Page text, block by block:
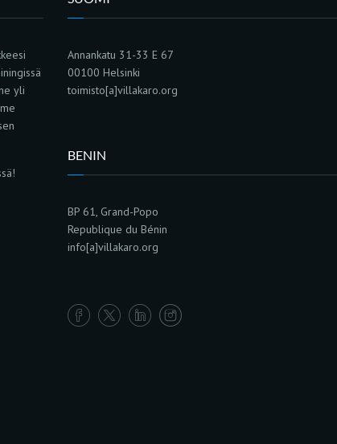
yli
Annankatu 31-33 E 67
00100 Helsinki
toimisto[a]villakaro.org
BENIN
BP 61, Grand-Popo
Republique du Bénin
info[a]villakaro.org